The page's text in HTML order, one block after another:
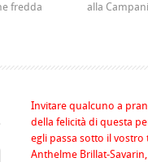
fredda
alla
Invitare qualcuno a
della felicità di questa
egli passa sotto il vostro
Anthelme Brillat-